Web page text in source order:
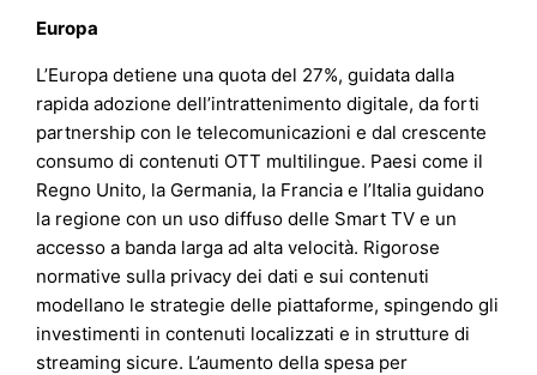
Europa
L’Europa detiene una quota del 27%, guidata dalla
rapida adozione dell’intrattenimento digitale, da forti
partnership con le telecomunicazioni e dal crescente
consumo di contenuti OTT multilingue. Paesi come il
Regno Unito, la Germania, la Francia e l’Italia guidano
la regione con un uso diffuso delle Smart TV e un
accesso a banda larga ad alta velocità. Rigorose
normative sulla privacy dei dati e sui contenuti
modellano le strategie delle piattaforme, spingendo gli
investimenti in contenuti localizzati e in strutture di
streaming sicure. L’aumento della spesa per